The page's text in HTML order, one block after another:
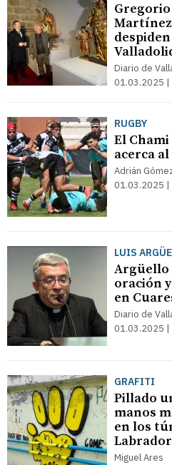
Diario de
01.03.2025 |
RUGBY
El
acerca al
Adrián
01.03.2025 |
LUIS
Argüello
oración
en
Diario de
01.03.2025 |
GRAFITI
Pillado
manos
en los
Miguel Ares